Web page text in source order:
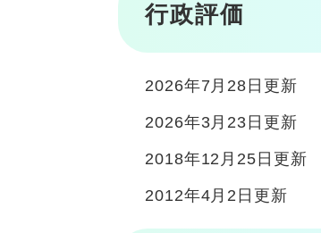
行政評価
2026年7月28日更新
2026年3月23日更新
2018年12月25日更新
2012年4月2日更新